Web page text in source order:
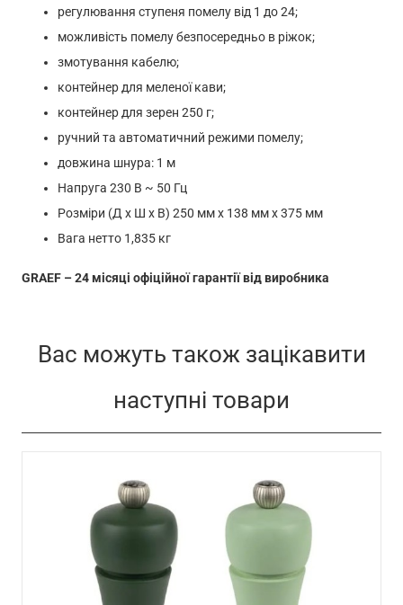
регулювання ступеня помелу від 1 до 24;
можливість помелу безпосередньо в ріжок;
змотування кабелю;
контейнер для меленої кави;
контейнер для зерен 250 г;
ручний та автоматичний режими помелу;
довжина шнура: 1 м
Напруга 230 В ~ 50 Гц
Розміри (Д х Ш х В) 250 мм х 138 мм х 375 мм
Вага нетто 1,835 кг
GRAEF – 24 місяці офіційної гарантії від виробника
Вас можуть також зацікавити
наступні товари